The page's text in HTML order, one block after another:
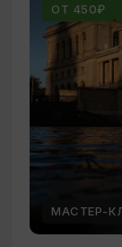
ОТ 450₽
МАСТЕР-